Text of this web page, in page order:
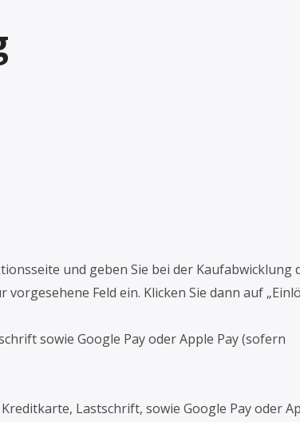
und geben Sie bei der Kaufabwicklung
vorgesehene Feld ein. Klicken Sie dann auf
sowie Google Pay oder Apple Pay (sofern
Lastschrift, sowie Google Pay oder